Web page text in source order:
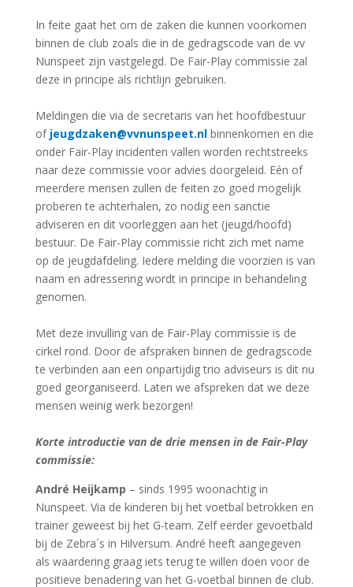
In feite gaat het om de zaken die kunnen voorkomen
binnen de club zoals die in de gedragscode van de vv
Nunspeet zijn vastgelegd. De Fair-Play commissie zal
deze in principe als richtlijn gebruiken.
Meldingen die via de secretaris van het hoofdbestuur
of jeugdzaken@vvnunspeet.nlbinnenkomen en die
onder Fair-Play incidenten vallen worden rechtstreeks
naar deze commissie voor advies doorgeleid. Eén of
meerdere mensen zullen de feiten zo goed mogelijk
proberen te achterhalen, zo nodig een sanctie
adviseren en dit voorleggen aan het (jeugd/hoofd)
bestuur. De Fair-Play commissie richt zich met name
op de jeugdafdeling. Iedere melding die voorzien is van
naam en adressering wordt in principe in behandeling
genomen.
Met deze invulling van de Fair-Play commissie is de
cirkel rond. Door de afspraken binnen de gedragscode
te verbinden aan een onpartijdig trio adviseurs is dit nu
goed georganiseerd. Laten we afspreken dat we deze
mensen weinig werk bezorgen!
Korte introductie van de drie mensen in de Fair-Play
commissie:
André Heijkamp – sinds 1995 woonachtig in
Nunspeet. Via de kinderen bij het voetbal betrokken en
trainer geweest bij het G-team. Zelf eerder gevoetbald
bij de Zebra´s in Hilversum. André heeft aangegeven
als waardering graag iets terug te willen doen voor de
positieve benadering van het G-voetbal binnen de club.